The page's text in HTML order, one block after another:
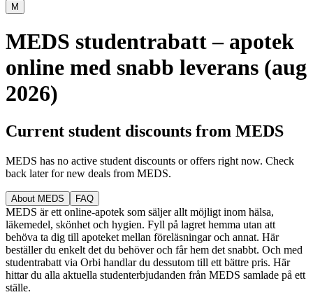
M
MEDS studentrabatt – apotek
online med snabb leverans (aug
2026)
Current student discounts from MEDS
MEDS has no active student discounts or offers right now. Check
back later for new deals from MEDS.
About MEDS FAQ
MEDS är ett online-apotek som säljer allt möjligt inom hälsa,
läkemedel, skönhet och hygien. Fyll på lagret hemma utan att
behöva ta dig till apoteket mellan föreläsningar och annat. Här
beställer du enkelt det du behöver och får hem det snabbt. Och med
studentrabatt via Orbi handlar du dessutom till ett bättre pris. Här
hittar du alla aktuella studenterbjudanden från MEDS samlade på ett
ställe.